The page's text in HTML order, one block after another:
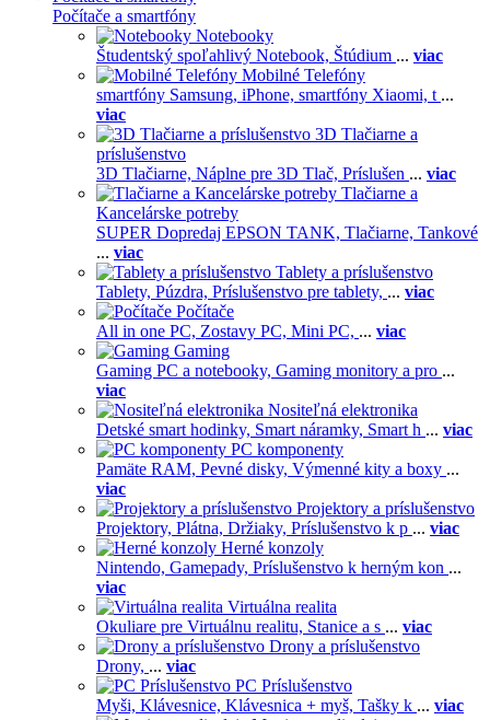
Počítače a smartfóny
Notebooky
Študentský spoľahlivý Notebook, Štúdium ... viac
Mobilné Telefóny
smartfóny Samsung, iPhone, smartfóny Xiaomi, t ...
viac
3D Tlačiarne a
príslušenstvo
3D Tlačiarne, Náplne pre 3D Tlač, Príslušen ... viac
Tlačiarne a
Kancelárske potreby
SUPER Dopredaj EPSON TANK, Tlačiarne, Tankové
... viac
Tablety a príslušenstvo
Tablety, Púzdra, Príslušenstvo pre tablety, ... viac
Počítače
All in one PC, Zostavy PC, Mini PC, ... viac
Gaming
Gaming PC a notebooky, Gaming monitory a pro ...
viac
Nositeľná elektronika
Detské smart hodinky, Smart náramky, Smart h ... viac
PC komponenty
Pamäte RAM, Pevné disky, Výmenné kity a boxy ...
viac
Projektory a príslušenstvo
Projektory, Plátna, Držiaky, Príslušenstvo k p ... viac
Herné konzoly
Nintendo, Gamepady, Príslušenstvo k herným kon ...
viac
Virtuálna realita
Okuliare pre Virtuálnu realitu, Stanice a s ... viac
Drony a príslušenstvo
Drony, ... viac
PC Príslušenstvo
Myši, Klávesnice, Klávesnica + myš, Tašky k ... viac